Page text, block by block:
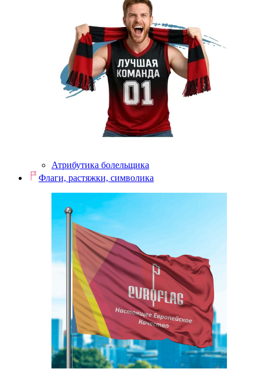
Атрибутика болельщика
Флаги, растяжки, символика